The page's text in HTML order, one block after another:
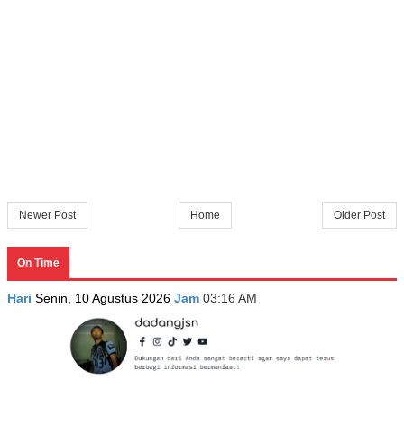
Newer Post Older Post
Home
On Time
Hari Senin, 10 Agustus 2026 Jam 03:16 AM